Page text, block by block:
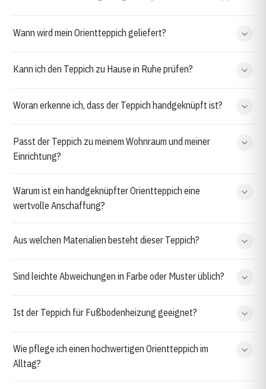
Wann wird mein Orientteppich geliefert?
Kann ich den Teppich zu Hause in Ruhe prüfen?
Woran erkenne ich, dass der Teppich handgeknüpft ist?
Passt der Teppich zu meinem Wohnraum und meiner
Einrichtung?
Warum ist ein handgeknüpfter Orientteppich eine
wertvolle Anschaffung?
Aus welchen Materialien besteht dieser Teppich?
Sind leichte Abweichungen in Farbe oder Muster üblich?
Ist der Teppich für Fußbodenheizung geeignet?
Wie pflege ich einen hochwertigen Orientteppich im
Alltag?